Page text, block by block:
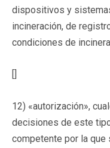
dispositivos y
incineración, de
condiciones de
[]
12) «autorización»,
decisiones de este
competente por la que